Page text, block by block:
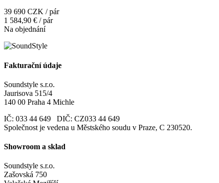
39 690 CZK / pár
1 584,90 € / pár
Na objednání
Fakturační údaje
Soundstyle s.r.o.
Jaurisova 515/4
140 00 Praha 4 Michle
IČ: 033 44 649 DIČ: CZ033 44 649
Společnost je vedena u Městského soudu v Praze, C 230520.
Showroom a sklad
Soundstyle s.r.o.
Zašovská 750